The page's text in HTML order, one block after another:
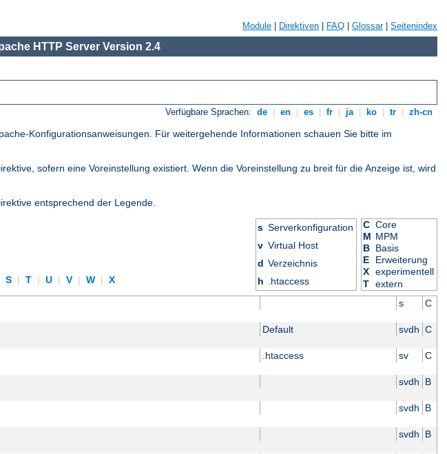
Module Direktiven FAQ Glossar| Seitenindex
HTTP Server Version 2.4
Verfügbare Sprachen: de en es fr ja ko tr zh-cn
Konfigurationsanweisungen. Für weitergehende Informationen schauen Sie bitte im
sofern eine Voreinstellung existiert. Wenn die Voreinstellung zu breit für die Anzeige ist, wird
entsprechend der Legende.
S | T | U | V | W | X
s Serverkonfiguration
v Virtual Host
d Verzeichnis
h .htaccess
C Core
M MPM
B Basis
E
Erweiterung
X experimentell
T extern
s C
Default svdh C
.htaccess sv C
svdh B
svdh B
svdh B